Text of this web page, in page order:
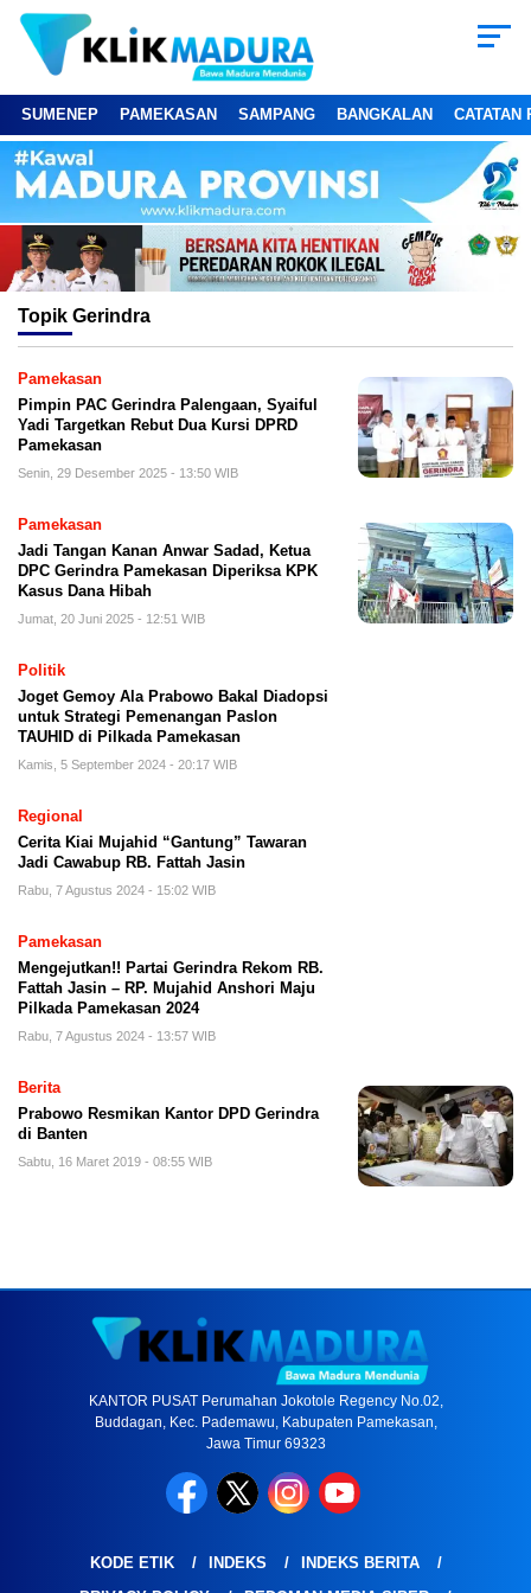
SUMENEP PAMEKASAN SAMPANG BANGKALAN CATATAN
Topik Gerindra
Pamekasan
Pimpin PAC Gerindra Palengaan, Syaiful
Yadi Targetkan Rebut Dua Kursi DPRD
Pamekasan
Senin, 29 Desember 2025 - 13:50 WIB
Pamekasan
Jadi Tangan Kanan Anwar Sadad, Ketua
DPC Gerindra Pamekasan Diperiksa KPK
Kasus Dana Hibah
Jumat, 20 Juni 2025 - 12:51 WIB
Politik
Joget Gemoy Ala Prabowo Bakal Diadopsi
untuk Strategi Pemenangan Paslon
TAUHID di Pilkada Pamekasan
Kamis, 5 September 2024 - 20:17 WIB
Regional
Cerita Kiai Mujahid “Gantung” Tawaran
Jadi Cawabup RB. Fattah Jasin
Rabu, 7 Agustus 2024 - 15:02 WIB
Pamekasan
Mengejutkan!! Partai Gerindra Rekom RB.
Fattah Jasin – RP. Mujahid Anshori Maju
Pilkada Pamekasan 2024
Rabu, 7 Agustus 2024 - 13:57 WIB
Berita
Prabowo Resmikan Kantor DPD Gerindra
di Banten
Sabtu, 16 Maret 2019 - 08:55 WIB
KANTOR PUSAT Perumahan Jokotole Regency No.02,
Buddagan, Kec. Pademawu, Kabupaten Pamekasan,
Jawa Timur 69323
KODE ETIK INDEKS
INDEKS BERITA